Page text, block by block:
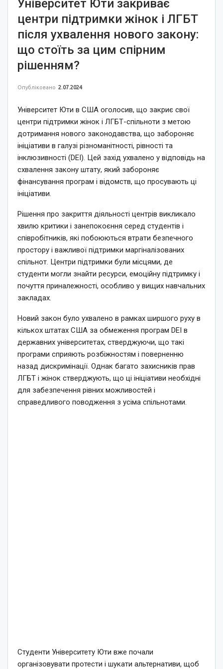
Університет Юти закриває
центри підтримки жінок і ЛГБТ
після ухвалення нового закону:
що стоїть за цим спірним
рішенням?
Опубліковано 2.07.2024
Університет Юти в США оголосив, що закриє свої
центри підтримки жінок і ЛГБТ-спільноти з метою
дотримання нового законодавства, що забороняє
ініціативи в галузі різноманітності, рівності та
інклюзивності (DEI). Цей захід ухвалено у відповідь на
схвалення закону штату, який забороняє
фінансування програм і відомств, що просувають ці
ініціативи.
Рішення про закриття діяльності центрів викликало
хвилю критики і занепокоєння серед студентів і
співробітників, які побоюються втрати безпечного
простору і важливої підтримки маргіналізованих
спільнот. Центри підтримки були місцями, де
студенти могли знайти ресурси, емоційну підтримку і
почуття приналежності, особливо у вищих навчальних
закладах.
Новий закон було ухвалено в рамках ширшого руху в
кількох штатах США за обмеження програм DEI в
державних університетах, стверджуючи, що такі
програми сприяють розбіжностям і поверненню
назад дискримінації. Однак багато захисників прав
ЛГБТ і жінок стверджують, що ці ініціативи необхідні
для забезпечення рівних можливостей і
справедливого поводження з усіма спільнотами.
Студенти Університету Юти вже почали
організовувати протести і шукати альтернативи, щоб